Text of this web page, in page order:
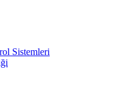
Sistemleri